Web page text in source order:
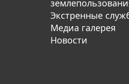
Экстренные
Медиа галерея
Новости